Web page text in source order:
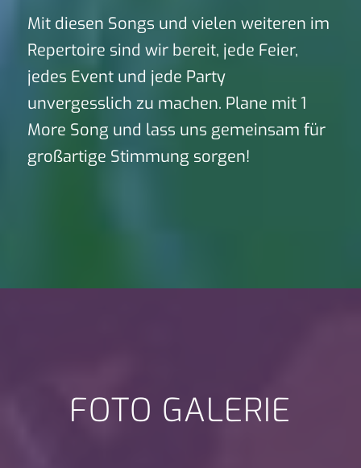
Mit diesen Songs und vielen weiteren im
Repertoire sind wir bereit, jede Feier,
jedes Event und jede Party
unvergesslich zu machen. Plane mit 1
More Song und lass uns gemeinsam für
großartige Stimmung sorgen!
FOTO GALERIE